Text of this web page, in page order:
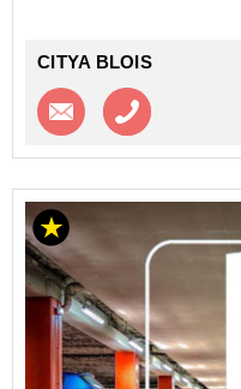
CITYA BLOIS
Contacter l'agence